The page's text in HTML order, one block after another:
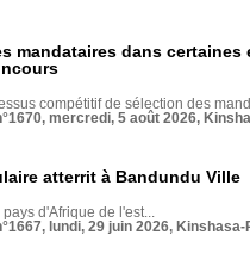
mandataires dans
compétitif de sélection des
mercredi, 5 août 2026,
atterrit à Bandundu Ville
d'Afrique de l'est...
lundi, 29 juin 2026,